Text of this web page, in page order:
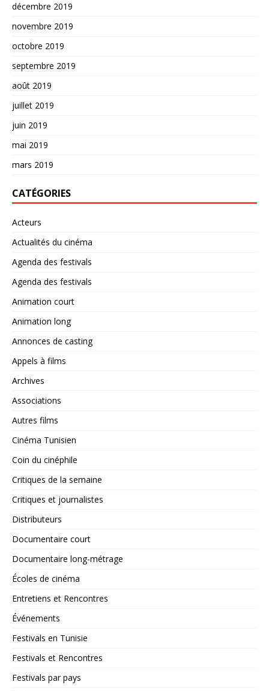
décembre 2019
novembre 2019
octobre 2019
septembre 2019
août 2019
juillet 2019
juin 2019
mai 2019
mars 2019
CATÉGORIES
Acteurs
Actualités du cinéma
Agenda des festivals
Agenda des festivals
Animation court
Animation long
Annonces de casting
Appels à films
Archives
Associations
Autres films
Cinéma Tunisien
Coin du cinéphile
Critiques de la semaine
Critiques et journalistes
Distributeurs
Documentaire court
Documentaire long-métrage
Écoles de cinéma
Entretiens et Rencontres
Événements
Festivals en Tunisie
Festivals et Rencontres
Festivals par pays